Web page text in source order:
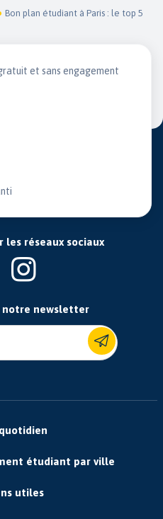
Bon plan étudiant à Paris : le top 5
et sans engagement
les réseaux sociaux
notre newsletter
étudiant par ville
utiles